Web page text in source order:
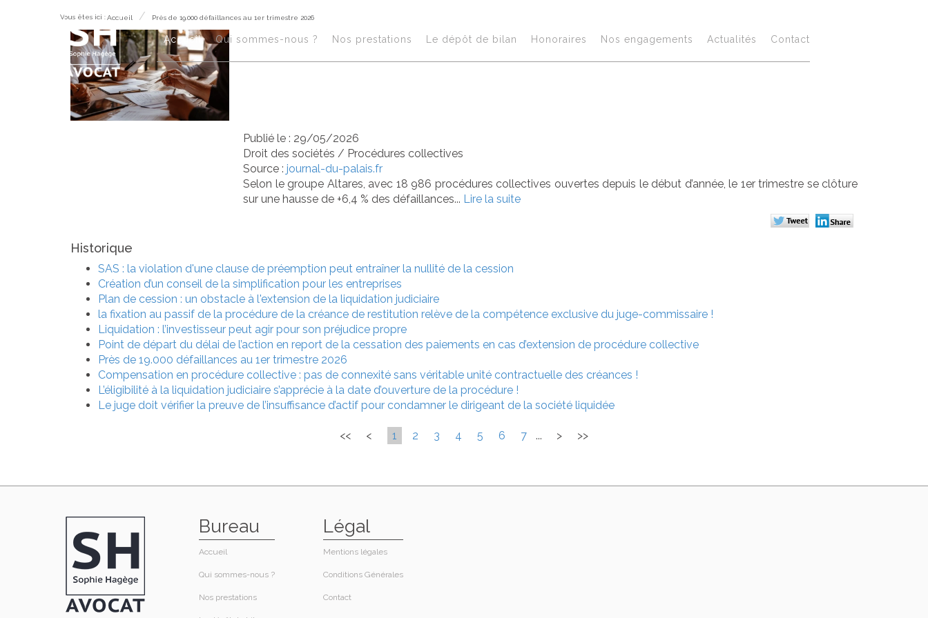
Accueil Qui sommes-nous ?​ Nos prestations​ Le dépôt de bilan Honoraires​ Nos engagements Actualités Contact
Vous êtes ici :Accueil Près de 19.000 défaillances au 1er trimestre 2026
Près de 19.000 défaillances au
Publié le : 29/05/2026
Droit des sociétés / Procédures collectives
Source : journal-du-palais.fr
Selon le groupe Altares, avec 18 986 procédures collectives ouvertes depuis le début d’année, le 1er trimestre se clôture
sur une hausse de +6,4 % des défaillances... Lire la suite
Historique
SAS : la violation d'une clause de préemption peut entraîner la nullité de la cession
Création d’un conseil de la simplification pour les entreprises
Plan de cession : un obstacle à l'extension de la liquidation judiciaire
la fixation au passif de la procédure de la créance de restitution relève de la compétence exclusive du juge-commissaire !
Liquidation : l’investisseur peut agir pour son préjudice propre
Point de départ du délai de l’action en report de la cessation des paiements en cas d’extension de procédure collective
Près de 19.000 défaillances au 1er trimestre 2026
Compensation en procédure collective : pas de connexité sans véritable unité contractuelle des créances !
L’éligibilité à la liquidation judiciaire s’apprécie à la date d’ouverture de la procédure !
Le juge doit vérifier la preuve de l’insuffisance d’actif pour condamner le dirigeant de la société liquidée
<< < 1 2 3 4 5 6 7 ... > >>
Bureau
Accueil
Qui sommes-nous ?​
Nos prestations​
Légal
Contact
Mentions légales
Conditions Générales